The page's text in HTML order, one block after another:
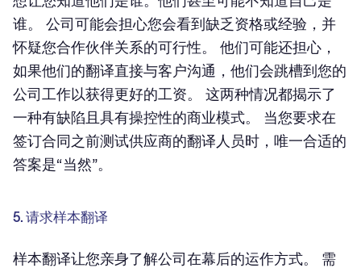
谁。 公司可能会担心您会看到缺乏资格或经验，并
怀疑您合作伙伴关系的可行性。 他们可能还担心，
如果他们的翻译直接与客户沟通，他们会跳槽到您的
公司工作以获得更好的工资。 这两种情况都揭示了
一种有缺陷且具有操控性的商业模式。 当您要求在
签订合同之前测试供应商的翻译人员时，唯一合适的
答案是“当然”。
5. 请求样本翻译
样本翻译让您亲身了解公司在幕后的运作方式。 需